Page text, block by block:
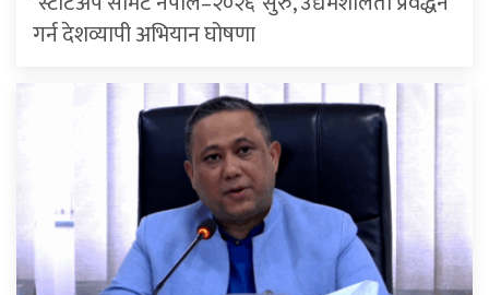
गर्न देशव्यापी अभियान घोषणा